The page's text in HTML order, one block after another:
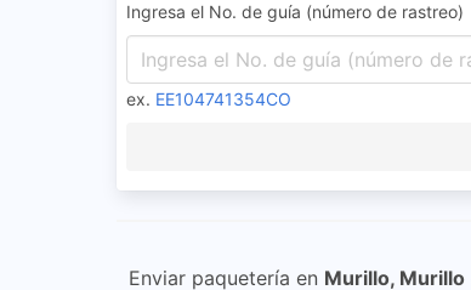
Ingresa el No. de guía (número de rastreo)
ex. EE104741354CO
Enviar paquetería en Murillo, Murillo